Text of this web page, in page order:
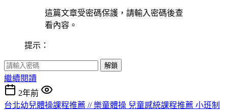
這篇文章受密碼保護，請輸入密碼後查
看內容。
提示：
解鎖
繼續閱讀
2年前
台北幼兒體操課程推薦 // 樂童體操 兒童感統課程推薦 小班制